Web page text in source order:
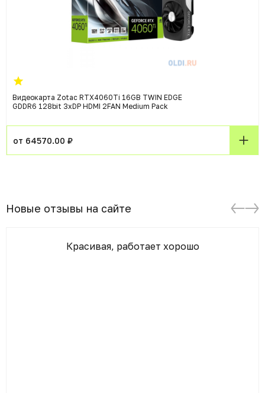
Видеокарта Zotac RTX4060Ti 16GB TWIN EDGE
GDDR6 128bit 3xDP HDMI 2FAN Medium Pack
от 64570.00 ₽
Новые отзывы на сайте
Красивая, работает хорошо